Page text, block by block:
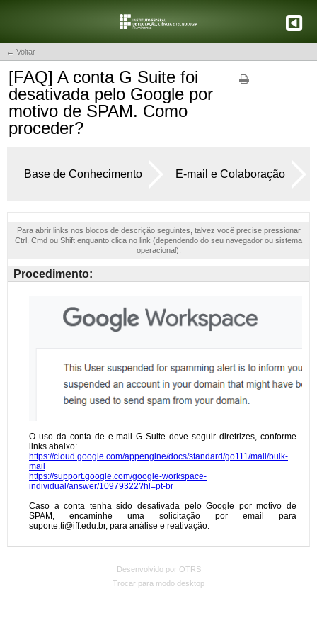
← Voltar
[FAQ] A conta G Suite foi
desativada pelo Google por
motivo de SPAM. Como
proceder?
Base de Conhecimento E-mail e Colaboração
Para abrir links nos blocos de descrição seguintes, talvez você precise pressionar
Ctrl, Cmd ou Shift enquanto clica no link (dependendo do seu navegador ou sistema
operacional).
Procedimento:
Desenvolvido por OTRS
Trocar para modo desktop